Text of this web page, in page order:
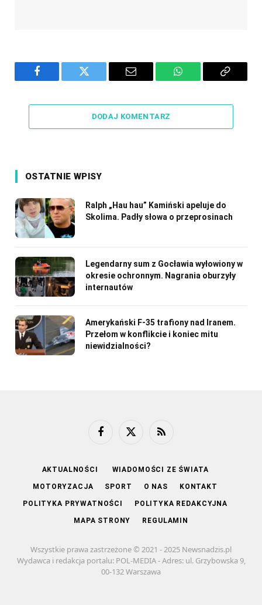
Facebook Twitter Email WhatsAppCopy
DODAJ KOMENTARZ
OSTATNIE WPISY
Ralph „Hau hau” Kamiński apeluje do
Skolima. Padły słowa o przeprosinach
Legendarny sum z Gocławia wyłowiony w
okresie ochronnym. Nagrania oburzyły
internautów
Amerykański F-35 trafiony nad Iranem.
Przełom w konflikcie i koniec mitu
niewidzialności?
FacebookX
RSS
AKTUALNOŚCI WIADOMOŚCI ZE ŚWIATA
MOTORYZACJA SPORT O NAS KONTAKT
POLITYKA PRYWATNOŚCI POLITYKA REDAKCYJNA
MAPA STRONY REGULAMIN
Wszystkie prawa zastrzeżone © 2021 - 2025 Newsnadzis.pl
Wydawca i redakcja portalu: POL-MEDIA - Adres: ul. Grzybowska 9,
00-132 Warszawa